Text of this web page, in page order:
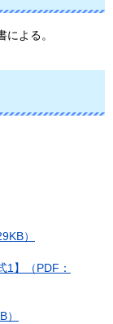
よる。
）
1】（PDF：